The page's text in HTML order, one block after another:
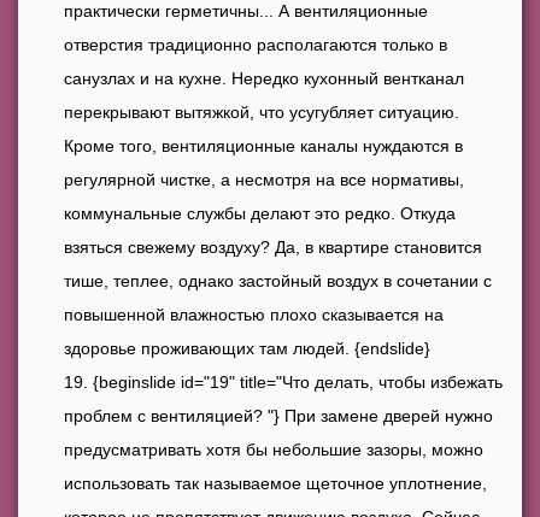
практически герметичны... А вентиляционные
отверстия традиционно располагаются только в
санузлах и на кухне. Нередко кухонный вентканал
перекрывают вытяжкой, что усугубляет ситуацию.
Кроме того, вентиляционные каналы нуждаются в
регулярной чистке, а несмотря на все нормативы,
коммунальные службы делают это редко. Откуда
взяться свежему воздуху? Да, в квартире становится
тише, теплее, однако застойный воздух в сочетании с
повышенной влажностью плохо сказывается на
здоровье проживающих там людей. {endslide}
{beginslide id="19" title="Что делать, чтобы избежать
проблем с вентиляцией? "} При замене дверей нужно
предусматривать хотя бы небольшие зазоры, можно
использовать так называемое щеточное уплотнение,